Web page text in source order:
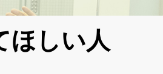
ほしい人